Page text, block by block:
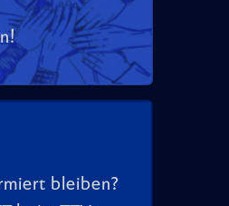
bleiben?